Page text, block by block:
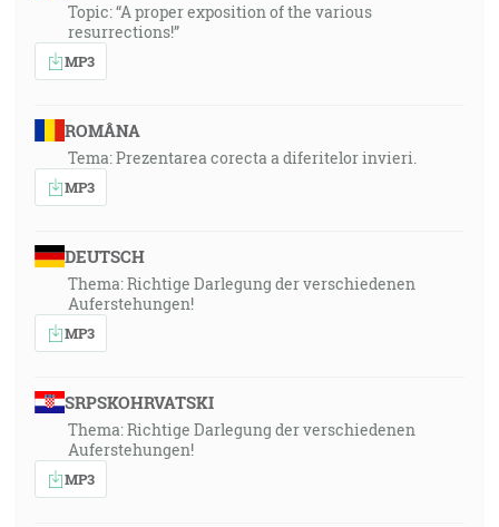
Topic: “A proper exposition of the various
resurrections!”
MP3
ROMÂNA
Tema: Prezentarea corecta a diferitelor invieri.
MP3
DEUTSCH
Thema: Richtige Darlegung der verschiedenen
Auferstehungen!
MP3
SRPSKOHRVATSKI
Thema: Richtige Darlegung der verschiedenen
Auferstehungen!
MP3